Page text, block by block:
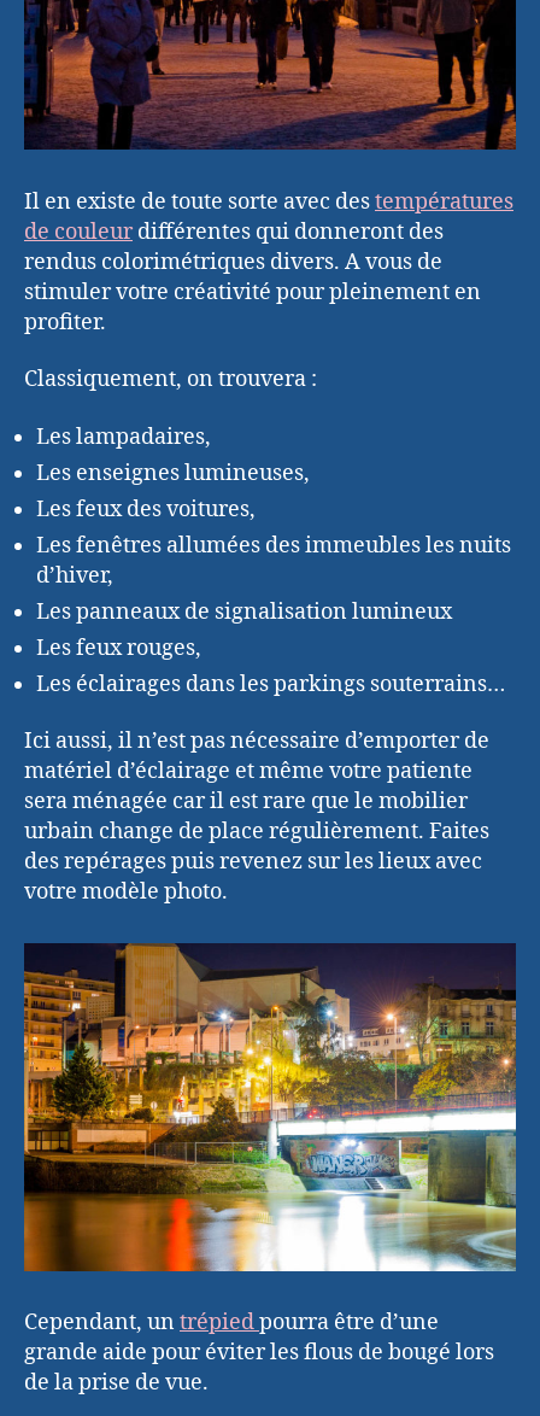
Il en existe de toute sorte avec destempératures
de couleurdifférentes qui donneront des
rendus colorimétriques divers. A vous de
stimuler votre créativité pour pleinement en
profiter.
Classiquement, on trouvera :
Les lampadaires,
Les enseignes lumineuses,
Les feux des voitures,
Les fenêtres allumées des immeubles les nuits
d’hiver,
Les panneaux de signalisation lumineux
Les feux rouges,
Les éclairages dans les parkings souterrains…
Ici aussi, il n’est pas nécessaire d’emporter de
matériel d’éclairage et même votre patiente
sera ménagée car il est rare que le mobilier
urbain change de place régulièrement. Faites
des repérages puis revenez sur les lieux avec
votre modèle photo.
Cependant, un trépiedpourra être d’une
grande aide pour éviter les flous de bougé lors
de la prise de vue.